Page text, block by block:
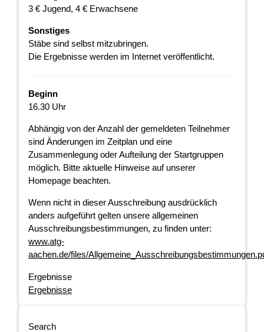
3 € Jugend, 4 € Erwachsene
Sonstiges
Stäbe sind selbst mitzubringen.
Die Ergebnisse werden im Internet veröffentlicht.
Beginn
16.30 Uhr
Abhängig von der Anzahl der gemeldeten Teilnehmer
sind Änderungen im Zeitplan und eine
Zusammenlegung oder Aufteilung der Startgruppen
möglich. Bitte aktuelle Hinweise auf unserer
Homepage beachten.
Wenn nicht in dieser Ausschreibung ausdrücklich
anders aufgeführt gelten unsere allgemeinen
Ausschreibungsbestimmungen, zu finden unter:
www.atg-
aachen.de/files/
Ergebnisse
Ergebnisse
Search